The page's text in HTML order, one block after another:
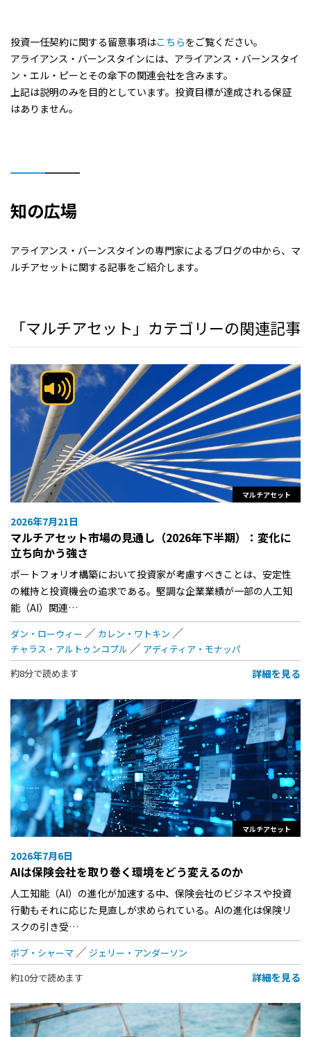
投資一任契約に関する留意事項はこちらをご覧ください。
アライアンス・バーンスタインには、アライアンス・バーンスタイ
ン・エル・ピーとその傘下の関連会社を含みます。
上記は説明のみを目的としています。投資目標が達成される保証
はありません。
知の広場
アライアンス・バーンスタインの専門家によるブログの中から、マ
ルチアセットに関する記事をご紹介します。
「マルチアセット」カテゴリーの関連記事
マルチアセット
2026年7月21日
マルチアセット市場の見通し（2026年下半期）：変化に
立ち向かう強さ
ポートフォリオ構築において投資家が考慮すべきことは、安定性
の維持と投資機会の追求である。堅調な企業業績が一部の人工知
能（AI）関連…
ダン・ローウィー
カレン・ワトキン
チャラス・アルトゥンコプル
アディティア・モナッパ
約8分で読めます
詳細を見る
マルチアセット
2026年7月6日
AIは保険会社を取り巻く環境をどう変えるのか
人工知能（AI）の進化が加速する中、保険会社のビジネスや投資
行動もそれに応じた見直しが求められている。AIの進化は保険リ
スクの引き受…
ボブ・シャーマ
ジェリー・アンダーソン
約10分で読めます
詳細を見る